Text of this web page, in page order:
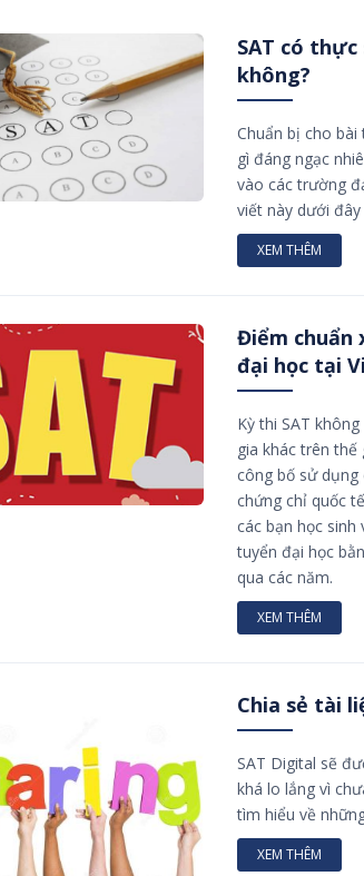
SAT có
không?
Chuẩn bị cho
gì đáng ngạc
vào các trường
viết này dưới đây
XEM THÊM
Điểm chuẩn
đại học tại
Kỳ thi SAT
gia khác trên
công bố sử dụng
chứng chỉ quốc
các bạn học
tuyển đại học
qua các năm.
XEM THÊM
Chia sẻ tài
SAT Digital sẽ
khá lo lắng vì
tìm hiểu về
XEM THÊM